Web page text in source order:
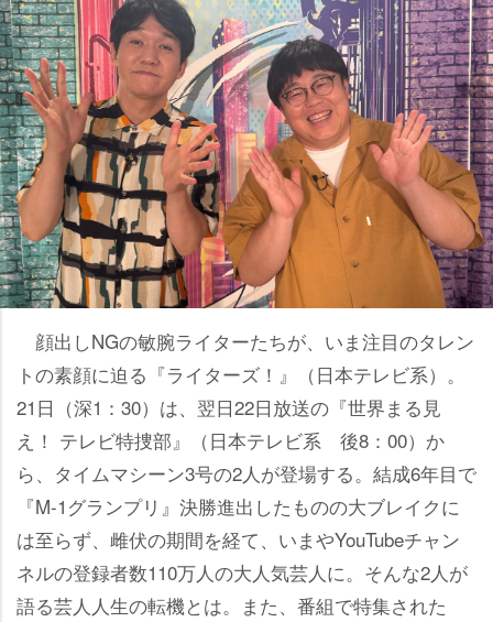
顔出しNGの敏腕ライターたちが、いま注目のタレン
トの素顔に迫る『ライターズ！』（日本テレビ系）。
21日（深1：30）は、翌日22日放送の『世界まる見
え！ テレビ特捜部』（日本テレビ系 後8：00）か
ら、タイムマシーン3号の2人が登場する。結成6年目で
『M-1グランプリ』決勝進出したものの大ブレイクに
は至らず、雌伏の期間を経て、いまやYouTubeチャン
ネルの登録者数110万人の大人気芸人に。そんな2人が
語る芸人人生の転機とは。また、番組で特集された